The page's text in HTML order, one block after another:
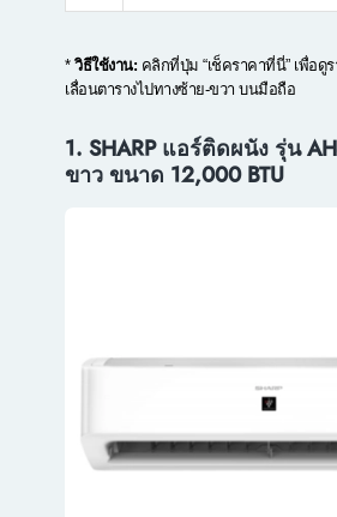
* วิธีใช้งาน: คลิกที่ปุ่ม “เช็คราคาที่นี่” เพื่อดู
เลื่อนตารางไปทางซ้าย-ขวา บนมือถือ
1. SHARP แอร์ติดผนัง รุ่น
ขาว ขนาด 12,000 BTU